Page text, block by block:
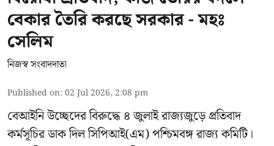
বেকার তৈরি করছে সরকার - মহঃ
সেলিম
নিজস্ব সংবাদদাতা
Published on:02 Jul 2026, 2:08 pm
বেআইনি উচ্ছেদের বিরুদ্ধে ৪ জুলাই রাজ্যজুড়ে প্রতিবাদ
কর্মসূচির ডাক দিল সিপিআই(এম) পশ্চিমবঙ্গ রাজ্য কমিটি।